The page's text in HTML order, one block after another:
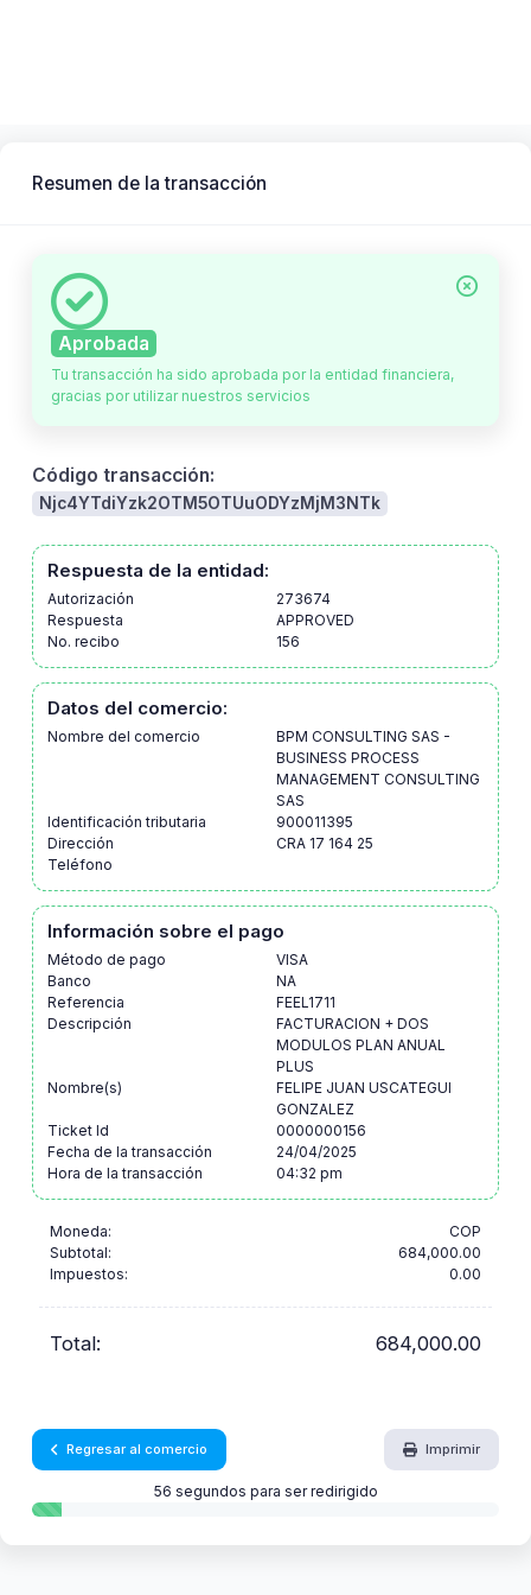
Resumen de la transacción
Aprobada
Tu transacción ha sido aprobada por la entidad financiera,
gracias por utilizar nuestros servicios
Código transacción:
Njc4YTdiYzk2OTM5OTUuODYzMjM3NTk
Respuesta de la entidad:
Autorización
273674
Respuesta
APPROVED
No. recibo
156
Datos del comercio:
Nombre del comercio
BPM CONSULTING SAS -
BUSINESS PROCESS
MANAGEMENT CONSULTING
SAS
Identificación tributaria
900011395
Dirección
CRA 17 164 25
Teléfono
Información sobre el pago
Método de pago
VISA
Banco
NA
Referencia
FEEL1711
Descripción
FACTURACION + DOS
MODULOS PLAN ANUAL
PLUS
Nombre(s)
FELIPE JUAN USCATEGUI
GONZALEZ
Ticket Id
0000000156
Fecha de la transacción
24/04/2025
Hora de la transacción
04:32 pm
Moneda:
COP
Subtotal:
684,000.00
Impuestos:
0.00
Total: 684,000.00
Regresar al comercio Imprimir
56 segundos para ser redirigido